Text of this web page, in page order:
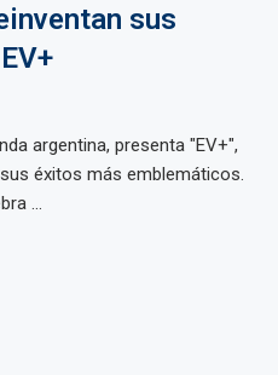
sus
argentina, presenta "EV+",
éxitos más emblemáticos.
...